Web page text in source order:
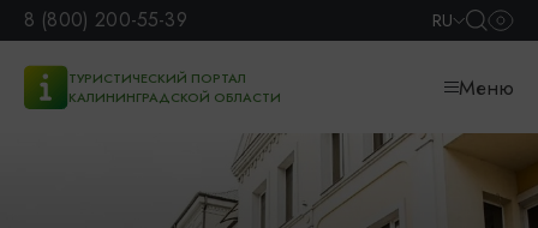
8 (800) 200-55-39 RU
ТУРИСТИЧЕСКИЙ ПОРТАЛ
КАЛИНИНГРАДСКОЙ ОБЛАСТИ
Меню